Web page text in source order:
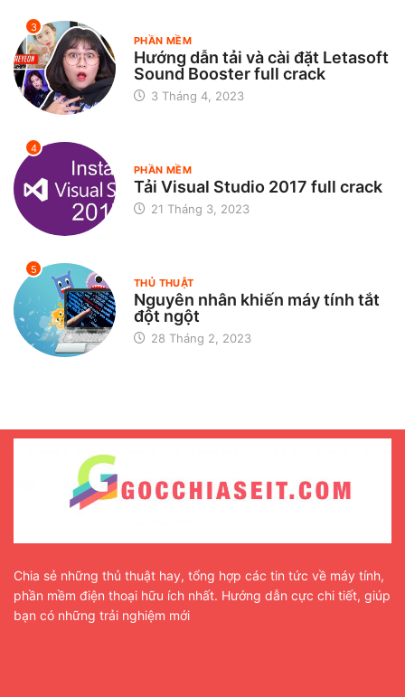
3
PHẦN MỀM
Hướng dẫn tải và cài đặt Letasoft
Sound Booster full crack
3 Tháng 4, 2023
4
PHẦN MỀM
Tải Visual Studio 2017 full crack
21 Tháng 3, 2023
5
THỦ THUẬT
Nguyên nhân khiến máy tính tắt
đột ngột
28 Tháng 2, 2023
Chia sẻ những thủ thuật hay, tổng hợp các tin tức về máy tính,
phần mềm điện thoại hữu ích nhất. Hướng dẫn cực chi tiết, giúp
bạn có những trải nghiệm mới